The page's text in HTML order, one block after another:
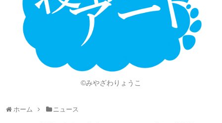
©みやざわりょうこ
ホーム ニュース
開催情報
動画
ニュース